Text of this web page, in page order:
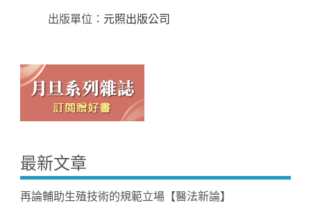
出版單位： 元照出版公司
最新文章
再論輔助生殖技術的規範立場【醫法新論】